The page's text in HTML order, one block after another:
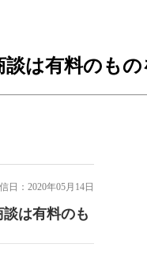
は有料のも
日：2020年05月14日
談は有料のも